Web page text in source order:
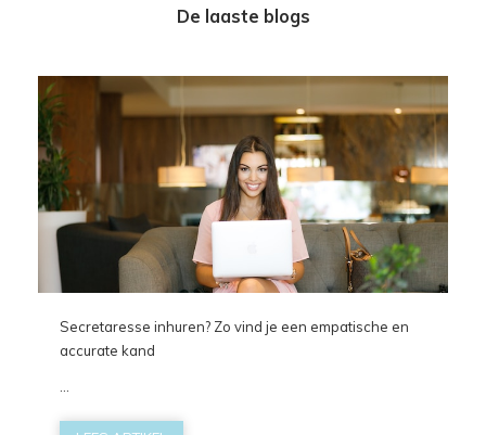
De laaste blogs
Secretaresse inhuren? Zo vind je een empatische en
accurate kand
...